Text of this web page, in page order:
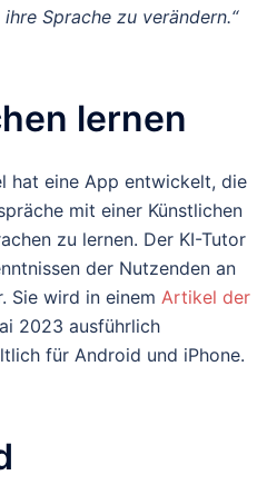
Sprache zu verändern.“
lernen
hat eine App entwickelt, die
mit einer Künstlichen
zu lernen. Der KI-​Tutor
der Nutzenden an
Sie wird in einem Artikel der
2023 ausführlich
für Android und iPhone.